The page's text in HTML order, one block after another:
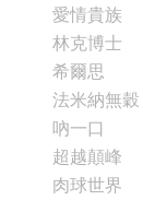
愛情貴族
林克博士
希爾思
法米納無穀
吶一口
超越顛峰
肉球世界